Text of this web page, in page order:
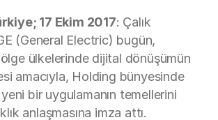
17 Ekim 2017: Çalık
(General Electric) bugün,
ülkelerinde dijital dönüşümün
amacıyla, Holding bünyesinde
bir uygulamanın temellerini
anlaşmasına imza attı.